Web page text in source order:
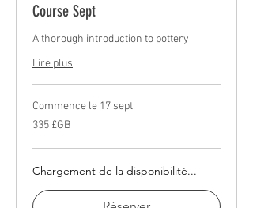
Course Sept
A thorough introduction to pottery
Lire plus
Commence le 17 sept.
335
livres
335 £GB
Chargement de la disponibilité...